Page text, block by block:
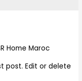
Home Maroc
post. Edit or delete